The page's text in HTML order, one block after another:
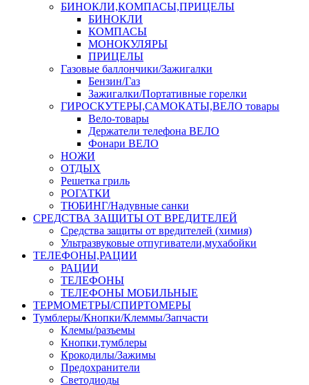
БИНОКЛИ,КОМПАСЫ,ПРИЦЕЛЫ
БИНОКЛИ
КОМПАСЫ
МОНОКУЛЯРЫ
ПРИЦЕЛЫ
Газовые баллончики/Зажигалки
Бензин/Газ
Зажигалки/Портативные горелки
ГИРОСКУТЕРЫ,САМОКАТЫ,ВЕЛО товары
Вело-товары
Держатели телефона ВЕЛО
Фонари ВЕЛО
НОЖИ
ОТДЫХ
Решетка гриль
РОГАТКИ
ТЮБИНГ/Надувные санки
СРЕДСТВА ЗАЩИТЫ ОТ ВРЕДИТЕЛЕЙ
Средства защиты от вредителей (химия)
Ультразвуковые отпугиватели,мухабойки
ТЕЛЕФОНЫ,РАЦИИ
РАЦИИ
ТЕЛЕФОНЫ
ТЕЛЕФОНЫ МОБИЛЬНЫЕ
ТЕРМОМЕТРЫ/СПИРТОМЕРЫ
Тумблеры/Кнопки/Клеммы/Запчасти
Клемы/разъемы
Кнопки,тумблеры
Крокодилы/Зажимы
Предохранители
Светодиоды